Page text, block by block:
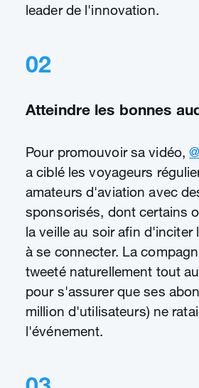
leader de l'innovation.
02
Atteindre les bonnes
Pour promouvoir sa vidéo,
a ciblé les voyageurs
amateurs d'aviation avec
sponsorisés, dont certains
la veille au soir afin d'inciter
à se connecter. La
tweeté naturellement tout
pour s'assurer que ses
million d'utilisateurs) ne
l'événement.